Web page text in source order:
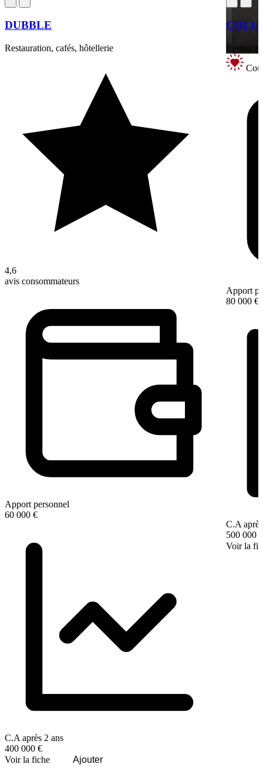
DUBBLE
Restauration, cafés, hôtellerie
4,6
avis consommateurs
Apport personnel
60 000 €
C.A après 2 ans
400 000 €
Voir la fiche
Ajouter
Apport
80 000 €
C.A
500 000 €
Voir la